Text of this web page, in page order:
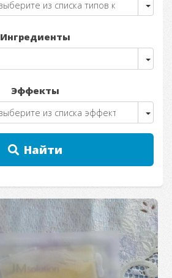
Ингредиенты
Эффекты
Найти